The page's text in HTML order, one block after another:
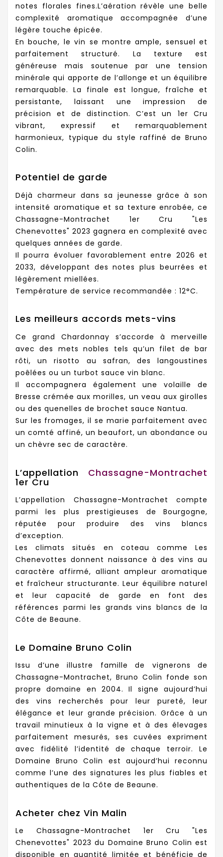
notes florales fines.L’aération révèle une belle
complexité aromatique accompagnée d’une
légère touche épicée.
En bouche, le vin se montre ample, sensuel et
parfaitement structuré. La texture est
généreuse mais soutenue par une tension
minérale qui apporte de l’allonge et un équilibre
remarquable. La finale est longue, fraîche et
persistante, laissant une impression de
précision et de distinction. C’est un 1er Cru
vibrant, expressif et remarquablement
harmonieux, typique du style raffiné de Bruno
Colin.
Potentiel de garde
Déjà charmeur dans sa jeunesse grâce à son
intensité aromatique et sa texture enrobée, ce
Chassagne-Montrachet 1er Cru "Les
Chenevottes" 2023 gagnera en complexité avec
quelques années de garde.
Il pourra évoluer favorablement entre 2026 et
2033, développant des notes plus beurrées et
légèrement miellées.
Température de service recommandée : 12°C.
Les meilleurs accords mets-vins
Ce grand Chardonnay s’accorde à merveille
avec des mets nobles tels qu’un filet de bar
rôti, un risotto au safran, des langoustines
poêlées ou un turbot sauce vin blanc.
Il accompagnera également une volaille de
Bresse crémée aux morilles, un veau aux girolles
ou des quenelles de brochet sauce Nantua.
Sur les fromages, il se marie parfaitement avec
un comté affiné, un beaufort, un abondance ou
un chèvre sec de caractère.
L’appellation Chassagne-Montrachet
1er Cru
L’appellation Chassagne-Montrachet compte
parmi les plus prestigieuses de Bourgogne,
réputée pour produire des vins blancs
d’exception.
Les climats situés en coteau comme Les
Chenevottes donnent naissance à des vins au
caractère affirmé, alliant ampleur aromatique
et fraîcheur structurante. Leur équilibre naturel
et leur capacité de garde en font des
références parmi les grands vins blancs de la
Côte de Beaune.
Le Domaine Bruno Colin
Issu d’une illustre famille de vignerons de
Chassagne-Montrachet, Bruno Colin fonde son
propre domaine en 2004. Il signe aujourd’hui
des vins recherchés pour leur pureté, leur
élégance et leur grande précision. Grâce à un
travail minutieux à la vigne et à des élevages
parfaitement mesurés, ses cuvées expriment
avec fidélité l’identité de chaque terroir. Le
Domaine Bruno Colin est aujourd’hui reconnu
comme l’une des signatures les plus fiables et
authentiques de la Côte de Beaune.
Acheter chez Vin Malin
Le Chassagne-Montrachet 1er Cru "Les
Chenevottes" 2023 du Domaine Bruno Colin est
disponible en quantité limitée et bénéficie de